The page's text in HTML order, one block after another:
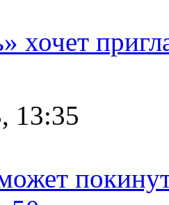
хочет
13:35